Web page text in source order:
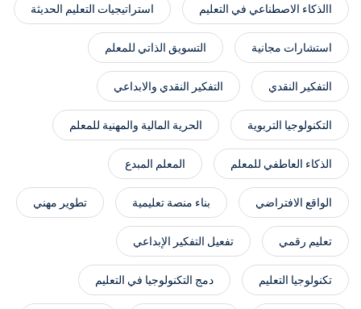
االذكاء الاصطناعي في التعليم استراتيجيات التعليم الحديثة
استشارات مجانية التسويق الذاتي للمعلم
التفكير النقدي التفكير النقدي والابداعي
التكنولوجيا التربوية الحرية المالية والمهنية للمعلم
الذكاء العاطفي للمعلم المعلم المبدع
الواقع الافتراضي بناء منصة تعليمية تطوير مهني
تعليم رقمي تفعيل التفكير الإبداعي
تكنولوجيا التعليم دمج التكنولوجيا في التعليم